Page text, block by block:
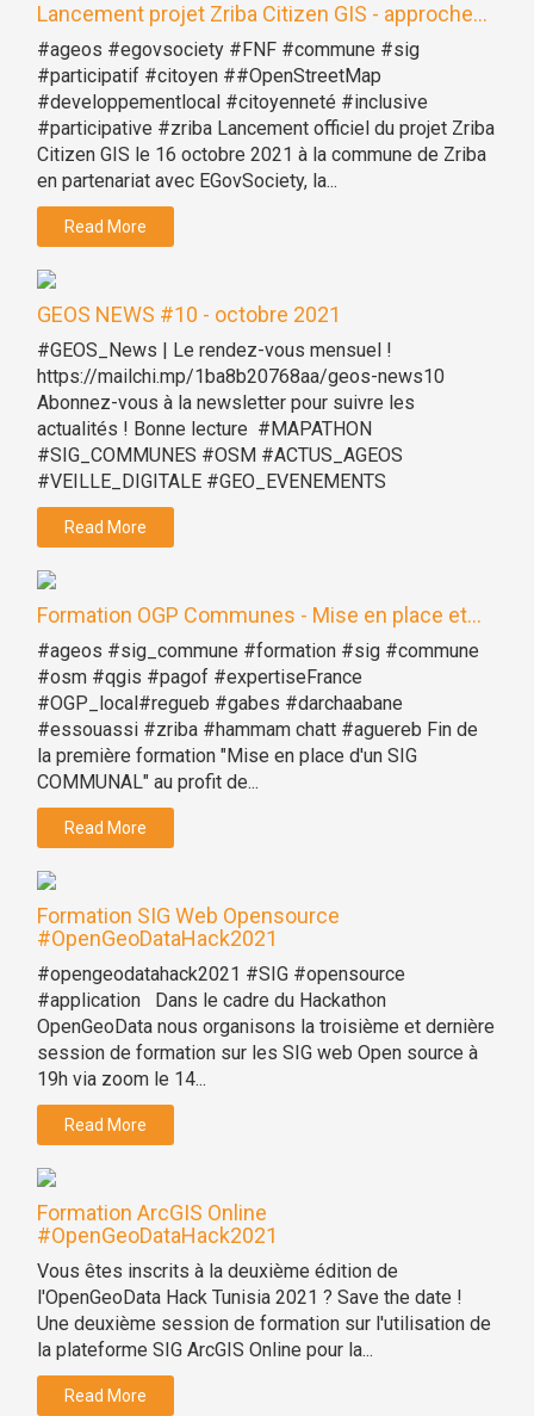
Lancement projet Zriba Citizen GIS - approche...
#ageos #egovsociety #FNF #commune #sig
#participatif #citoyen ##OpenStreetMap
#developpementlocal #citoyenneté #inclusive
#participative #zriba Lancement officiel du projet Zriba
Citizen GIS le 16 octobre 2021 à la commune de Zriba
en partenariat avec EGovSociety, la...
Read More
GEOS NEWS #10 - octobre 2021
#GEOS_News | Le rendez-vous mensuel !
https://mailchi.mp/1ba8b20768aa/geos-news10
Abonnez-vous à la newsletter pour suivre les
actualités ! Bonne lecture #MAPATHON
#SIG_COMMUNES #OSM #ACTUS_AGEOS
#VEILLE_DIGITALE #GEO_EVENEMENTS
Read More
Formation OGP Communes - Mise en place et...
#ageos #sig_commune #formation #sig #commune
#osm #qgis #pagof #expertiseFrance
#OGP_local#regueb #gabes #darchaabane
#essouassi #zriba #hammam chatt #aguereb Fin de
la première formation "Mise en place d'un SIG
COMMUNAL" au profit de...
Read More
Formation SIG Web Opensource
#OpenGeoDataHack2021
#opengeodatahack2021 #SIG #opensource
#application Dans le cadre du Hackathon
OpenGeoData nous organisons la troisième et dernière
session de formation sur les SIG web Open source à
19h via zoom le 14...
Read More
Formation ArcGIS Online
#OpenGeoDataHack2021
Vous êtes inscrits à la deuxième édition de
l'OpenGeoData Hack Tunisia 2021 ? Save the date !
Une deuxième session de formation sur l'utilisation de
la plateforme SIG ArcGIS Online pour la...
Read More